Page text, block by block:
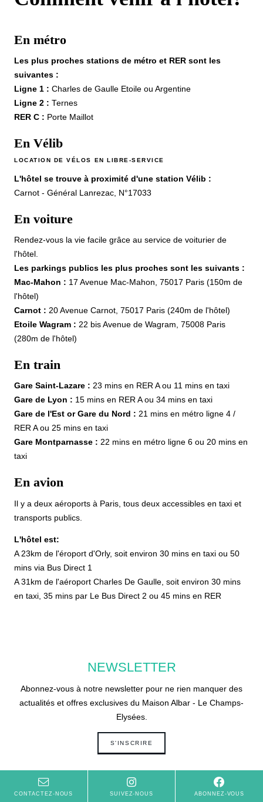
En métro
Les plus proches stations de métro et RER sont les
suivantes :
Ligne 1 : Charles de Gaulle Etoile ou Argentine
Ligne 2 : Ternes
RER C : Porte Maillot
En Vélib
LOCATION DE VÉLOS EN LIBRE-SERVICE
L'hôtel se trouve à proximité d'une station Vélib :
Carnot - Général Lanrezac, N°17033
En voiture
Rendez-vous la vie facile grâce au service de voiturier de
l'hôtel.
Les parkings publics les plus proches sont les suivants :
Mac-Mahon : 17 Avenue Mac-Mahon, 75017 Paris (150m de
l'hôtel)
Carnot : 20 Avenue Carnot, 75017 Paris (240m de l'hôtel)
Etoile Wagram : 22 bis Avenue de Wagram, 75008 Paris
(280m de l'hôtel)
En train
Gare Saint-Lazare : 23 mins en RER A ou 11 mins en taxi
Gare de Lyon : 15 mins en RER A ou 34 mins en taxi
Gare de l'Est or Gare du Nord : 21 mins en métro ligne 4 /
RER A ou 25 mins en taxi
Gare Montparnasse : 22 mins en métro ligne 6 ou 20 mins en
taxi
En avion
Il y a deux aéroports à Paris, tous deux accessibles en taxi et
transports publics.
L'hôtel est:
A 23km de l'éroport d'Orly, soit environ 30 mins en taxi ou 50
mins via Bus Direct 1
A 31km de l'aéroport Charles De Gaulle, soit environ 30 mins
en taxi, 35 mins par Le Bus Direct 2 ou 45 mins en RER
NEWSLETTER
Abonnez-vous à notre newsletter pour ne rien manquer des
actualités et offres exclusives du Maison Albar - Le Champs-
Elysées.
S'INSCRIRE
CONTACTEZ-NOUS SUIVEZ-NOUS ABONNEZ-VOUS
English
中国
Chambres
Famille
Services
Conciergerie
Engagements